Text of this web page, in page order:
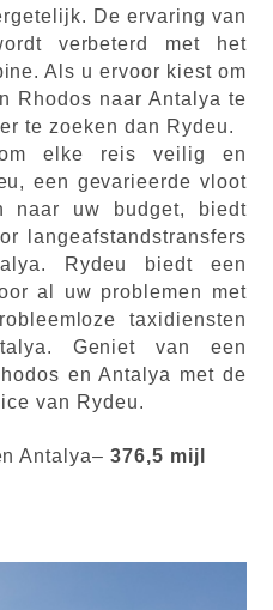
De ervaring van
verbeterd met het
Als u ervoor kiest om
Rhodos naar Antalya te
te zoeken dan Rydeu.
elke reis veilig en
een gevarieerde vloot
naar uw budget, biedt
langeafstandstransfers
Rydeu biedt een
al uw problemen met
taxidiensten
Geniet van een
en Antalya met de
van Rydeu.
Antalya– 376,5 mijl